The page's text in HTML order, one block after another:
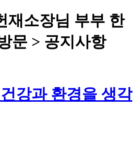
재소장님 부부 한
문 > 공지사항